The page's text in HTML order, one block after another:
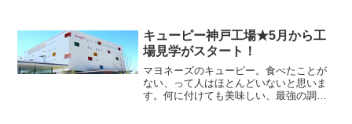
街だからこそ、どんなお店があるのか気
になるもんです。「寝屋川...
キューピー神戸工場★5月から工
場見学がスタート！
マヨネーズのキューピー。食べたことが
ない、って人はほとんどいないと思いま
す。何に付けても美味しい、最強の調味